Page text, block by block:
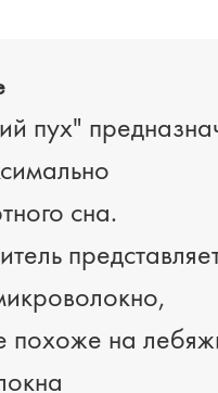
пух"
сна.
похоже на